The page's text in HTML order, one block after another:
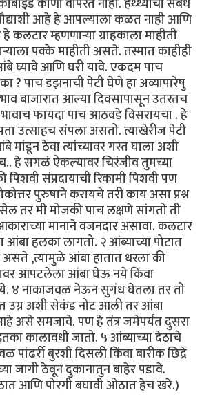
आहे हे आपल्याला कळत नाही आणि
म्हणणार्‍या ग्राहकाला माहीती
पक्के माहीती असते. तस्मात काहीही
घ्यावे आणि घरी यावे. एकदम पाच
? पाच डझनाची पेटी घेणे हा अव्यापारेषु
बाजारात आल्या दिवसापासून उतरतच
फायदा पाच आठवडे विसरायचा . हे
उत्साहच संपला असतो. त्याखेरीज पेटी
मांडून ठेवा त्यांच्यावर गस्त घाला अशी
हे सगळं ऐकल्यावर चिरंजीव तुमच्या
संप्रदायाची रिकामी पिशवी पण
पुरुषाने करायचे तरी काय असा प्रश्न
तर मी मोजकी पाच लक्षणे सांगतो ती
मानाने वजनदार असावा. कलटार
आंबा हलका लागतो. २ आंब्याच्या पोटात
असते ,त्यामुळे आंबा हातात धरला की
आपटलेला आंबा घेऊ नये किंवा
४ नाकाजवळ नेऊन सुगंध घेतला तर तो
उग्र अशी सेकंड नोट आली तर आंबा
समजावे. पण हे तंत्र जमेपर्यंत दुसरा
कालावधी जातो. ५ आंब्याच्या देठाचे
पांढर्री बुरशी दिसली किंवा बारीक छिद्रे
जागी ठेवून दुकानातुन बाहेर पडावे.
आणि पोरगी बघावी ओठात हेच खरे.)